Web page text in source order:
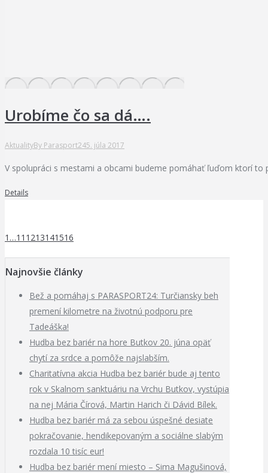
Urobíme čo sa dá….
AktualityBy Parasport245. júla 2017
V spolupráci s mestami a obcami budeme pomáhať ľuďom ktorí to
Details
1 …11 1213141516
Najnovšie články
Bež a pomáhaj s PARASPORT24: Turčiansky beh
premení kilometre na životnú podporu pre
Tadeáška!
Hudba bez bariér na hore Butkov 20. júna opäť
chytí za srdce a pomôže najslabším.
Charitatívna akcia Hudba bez bariér bude aj tento
rok v Skalnom sanktuáriu na Vrchu Butkov, vystúpia
na nej Mária Čírová, Martin Harich či Dávid Bílek.
Hudba bez bariér má za sebou úspešné desiate
pokračovanie, hendikepovaným a sociálne slabým
rozdala 10 tisíc eur!
Hudba bez bariér mení miesto – Sima Magušinová,